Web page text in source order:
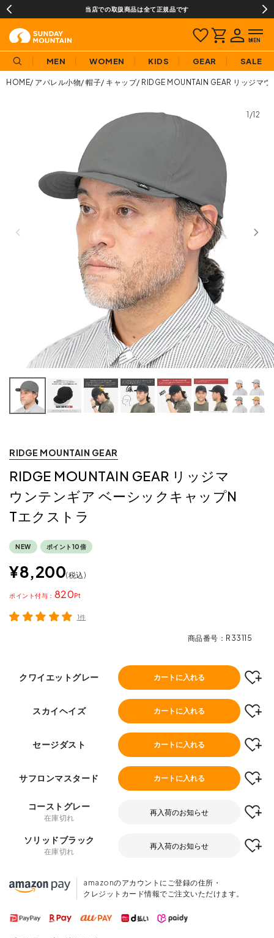
当店での取扱商品は全て正規品です
MEN WOMEN KIDS GEAR SALE
HOME アパレル小物 帽子 キャップ RIDGE MOUNTAIN GEAR リッジマ
1/12
RIDGE MOUNTAIN GEAR
RIDGE MOUNTAIN GEAR リッジマ
ウンテンギア ベーシックキャップN
Tエクストラ
NEW ポイント10倍
¥8,200 税込
820
ポイント
1件
商品番号 R33115
クワイエットグレー カートに入れる
スカイヘイズ カートに入れる
セージダスト カートに入れる
サフロンマスタード カートに入れる
コーストグレー
在庫切れ
再入荷のお知らせ
ソリッドブラック
在庫切れ
再入荷のお知らせ
amazonのアカウントにご登録の住所・
クレジットカード情報でご注文いただけます。